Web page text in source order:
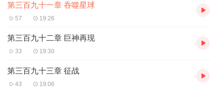
第三百九十一章 吞噬星球
57 19:26
第三百九十二章 巨神再现
33 19:30
第三百九十三章 征战
43 19:06